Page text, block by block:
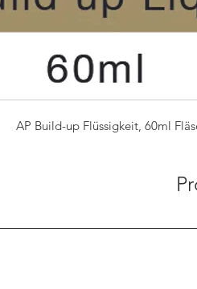
AP Build-up Flüssigkeit, 60ml